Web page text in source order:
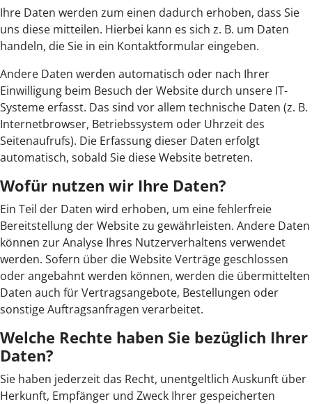
Ihre Daten werden zum einen dadurch erhoben, dass Sie
uns diese mitteilen. Hierbei kann es sich z. B. um Daten
handeln, die Sie in ein Kontaktformular eingeben.
Andere Daten werden automatisch oder nach Ihrer
Einwilligung beim Besuch der Website durch unsere IT-
Systeme erfasst. Das sind vor allem technische Daten (z. B.
Internetbrowser, Betriebssystem oder Uhrzeit des
Seitenaufrufs). Die Erfassung dieser Daten erfolgt
automatisch, sobald Sie diese Website betreten.
Wofür nutzen wir Ihre Daten?
Ein Teil der Daten wird erhoben, um eine fehlerfreie
Bereitstellung der Website zu gewährleisten. Andere Daten
können zur Analyse Ihres Nutzerverhaltens verwendet
werden. Sofern über die Website Verträge geschlossen
oder angebahnt werden können, werden die übermittelten
Daten auch für Vertragsangebote, Bestellungen oder
sonstige Auftragsanfragen verarbeitet.
Welche Rechte haben Sie bezüglich Ihrer
Daten?
Sie haben jederzeit das Recht, unentgeltlich Auskunft über
Herkunft, Empfänger und Zweck Ihrer gespeicherten